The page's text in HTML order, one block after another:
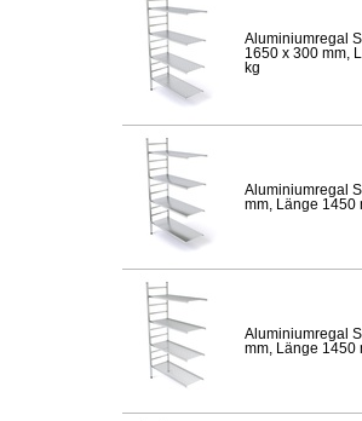
Aluminiumregal
1650 x 300 mm,
kg
Aluminiumregal
mm, Länge 1450
Aluminiumregal
mm, Länge 1450